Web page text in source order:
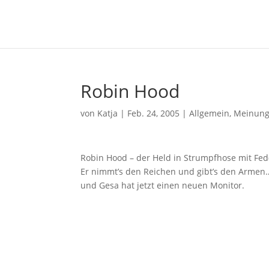
Robin Hood
von Katja | Feb. 24, 2005 |Allgemein, Meinung
Robin Hood – der Held in Strumpfhose mit
Er nimmt’s den Reichen und gibt’s den
und Gesa hat jetzt einen neuen Monitor.